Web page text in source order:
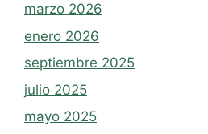
marzo 2026
enero 2026
septiembre 2025
julio 2025
mayo 2025